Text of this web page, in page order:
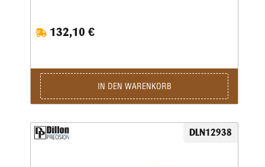
132,10 €
IN DEN WARENKORB
DLN12938